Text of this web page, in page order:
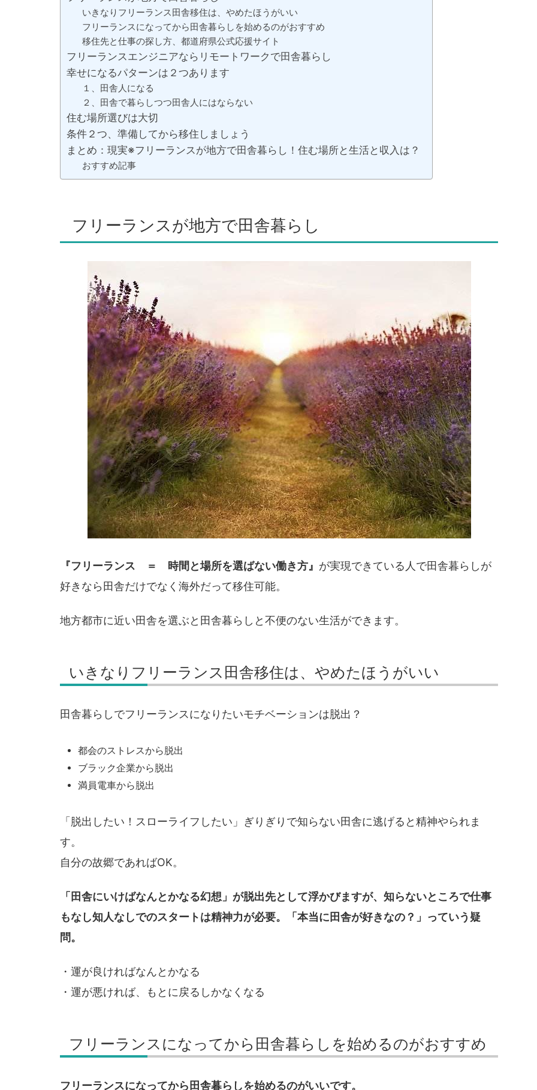
いきなりフリーランス田舎移住は、やめたほうがいい
フリーランスになってから田舎暮らしを始めるのがおすすめ
移住先と仕事の探し方、都道府県公式応援サイト
フリーランスエンジニアならリモートワークで田舎暮らし
幸せになるパターンは２つあります
１、田舎人になる
２、田舎で暮らしつつ田舎人にはならない
住む場所選びは大切
条件２つ、準備してから移住しましょう
まとめ：現実※フリーランスが地方で田舎暮らし！住む場所と生活と収入は？
おすすめ記事
フリーランスが地方で田舎暮らし
『フリーランス ＝ 時間と場所を選ばない働き方』 が実現できている人で田舎暮らしが
好きなら田舎だけでなく海外だって移住可能。
地方都市に近い田舎を選ぶと田舎暮らしと不便のない生活ができます。
いきなりフリーランス田舎移住は、やめたほうがいい
田舎暮らしでフリーランスになりたいモチベーションは脱出？
都会のストレスから脱出
ブラック企業から脱出
満員電車から脱出
「脱出したい！スローライフしたい」ぎりぎりで知らない田舎に逃げると精神やられま
す。
自分の故郷であればOK。
「田舎にいけばなんとかなる幻想」が脱出先として浮かびますが、知らないところで仕事
もなし知人なしでのスタートは精神力が必要。「本当に田舎が好きなの？」っていう疑
問。
・運が良ければなんとかなる
・運が悪ければ、もとに戻るしかなくなる
フリーランスになってから田舎暮らしを始めるのがおすすめ
フリーランスになってから田舎暮らしを始めるのがいいです。